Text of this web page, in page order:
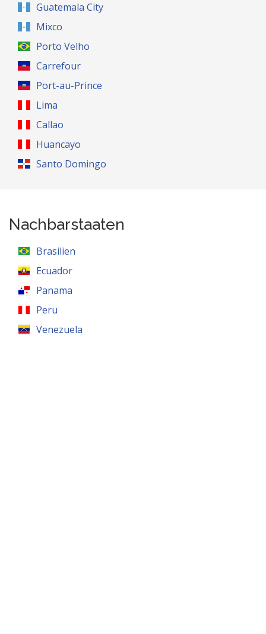
Guatemala City
Mixco
Porto Velho
Carrefour
Port-au-Prince
Lima
Callao
Huancayo
Santo Domingo
Nachbarstaaten
Brasilien
Ecuador
Panama
Peru
Venezuela